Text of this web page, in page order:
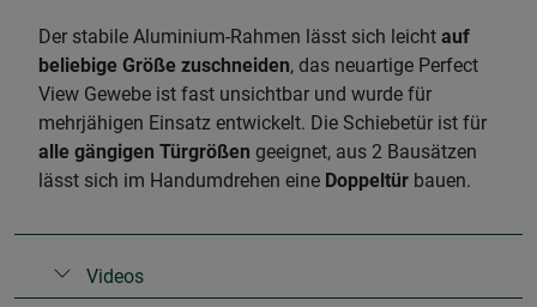
​Der stabile Aluminium-Rahmen lässt sich leicht auf
beliebige Größe zuschneiden, das neuartige Perfect
View Gewebe ist fast unsichtbar und wurde für
mehrjähigen Einsatz entwickelt. Die Schiebetür ist für
alle gängigen Türgrößen geeignet, aus 2 Bausätzen
lässt sich im Handumdrehen eine Doppeltür bauen.
Videos